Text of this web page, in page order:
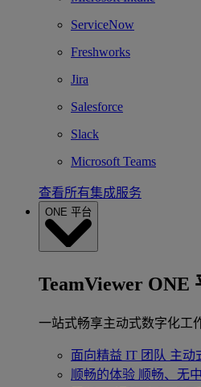
ServiceNow
Freshworks
Jira
Salesforce
Slack
Microsoft Teams
查看所有集成服务
ONE 平台
TeamViewer ONE
一站式畅享主动式数字化工
面向精益 IT 团队 主动
顺畅的体验 顺畅、无